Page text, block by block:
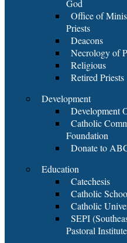
God
Office of
Priests
Deacons
Necrology of
Religious
Retired Priests
Development
Development
Catholic
Foundation
Donate to
Education
Catechesis
Catholic
Catholic
SEPI
Pastoral